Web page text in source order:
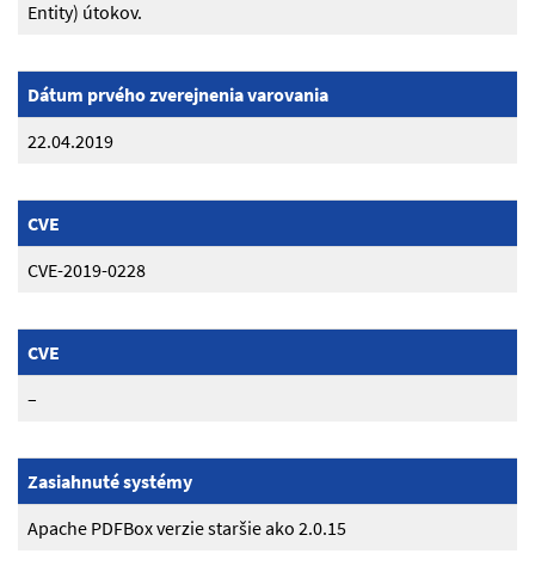
Entity) útokov.
Dátum prvého zverejnenia varovania
22.04.2019
CVE
CVE-2019-0228
CVE
–
Zasiahnuté systémy
Apache PDFBox verzie staršie ako 2.0.15